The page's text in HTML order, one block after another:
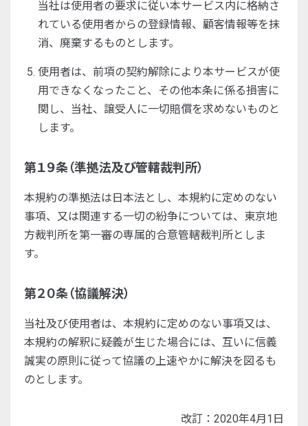
当社は使用者の要求に従い本サービス内に格納さ
れている使用者からの登録情報、顧客情報等を抹
消、廃棄するものとします。
使用者は、前項の契約解除により本サービスが使
用できなくなったこと、その他本条に係る損害に
関し、当社、譲受人に一切賠償を求めないものと
します。
第１９条（準拠法及び管轄裁判所）
本規約の準拠法は日本法とし、本規約に定めのない
事項、又は関連する一切の紛争については、東京地
方裁判所を第一審の専属的合意管轄裁判所としま
す。
第２０条（協議解決）
当社及び使用者は、本規約に定めのない事項又は、
本規約の解釈に疑義が生じた場合には、互いに信義
誠実の原則に従って協議の上速やかに解決を図るも
のとします。
改訂：2020年4月1日